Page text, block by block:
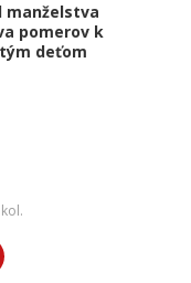
manželstva
pomerov k
deťom